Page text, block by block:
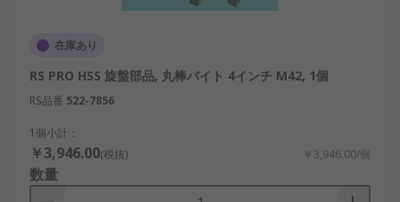
在庫あり
RS PRO HSS 旋盤部品, 丸棒バイト 4インチ M42, 1個
RS品番 522-7856
1個小計：
￥3,946.00(税抜) ￥3,946.00/個
数量